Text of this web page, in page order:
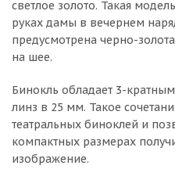
светлое золото. Такая
руках дамы в вечернем
предусмотрена черно-
на шее.
Бинокль обладает 3-
линз в 25 мм. Такое
театральных биноклей и
компактных размерах
изображение.